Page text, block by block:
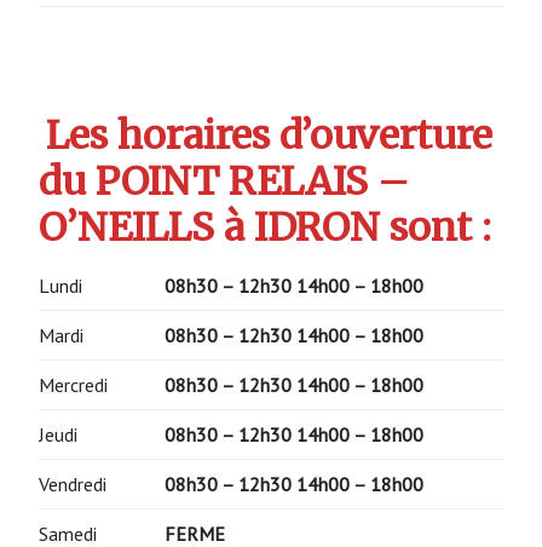
Les horaires d’ouverture
du POINT RELAIS –
O’NEILLS à IDRON sont :
Lundi 08h30 – 12h30 14h00 – 18h00
Mardi 08h30 – 12h30 14h00 – 18h00
Mercredi 08h30 – 12h30 14h00 – 18h00
Jeudi 08h30 – 12h30 14h00 – 18h00
Vendredi 08h30 – 12h30 14h00 – 18h00
Samedi FERME